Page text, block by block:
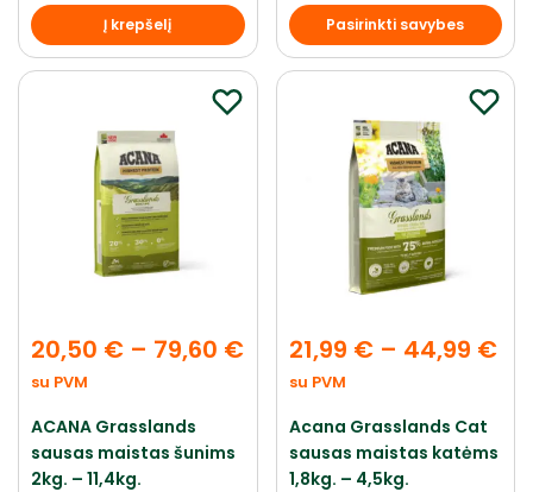
Į krepšelį Pasirinkti savybes
20,50 € – 79,60 €
su PVM
ACANA Grasslands
sausas maistas šunims
2kg. – 11,4kg.
21,99 € – 44,99 €
su PVM
Acana Grasslands Cat
sausas maistas katėms
1,8kg. – 4,5kg.